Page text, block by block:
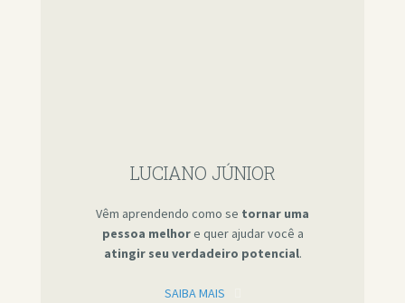
LUCIANO JÚNIOR
Vêm aprendendo como se tornar uma
pessoa melhore quer ajudar você a
atingir seu verdadeiro potencial.
SAIBA MAIS